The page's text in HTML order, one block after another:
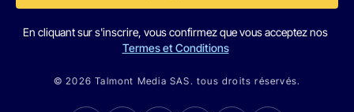
En cliquant sur s'inscrire, vous confirmez que vous acceptez nos
Termes et Conditions
© 2026 Talmont Media SAS. tous droits réservés.